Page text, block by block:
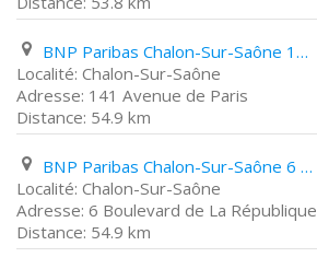
BNP Paribas Chalon-Sur-Saône 141 Avenue de Paris
Chalon-Sur-Saône
141 Avenue de Paris
54.9 km
BNP Paribas Chalon-Sur-Saône 6 Boulevard de La République
Chalon-Sur-Saône
6 Boulevard de La République
54.9 km